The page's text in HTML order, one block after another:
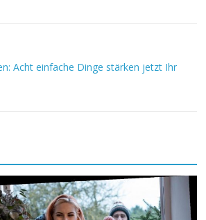
Acht einfache Dinge stärken jetzt Ihr